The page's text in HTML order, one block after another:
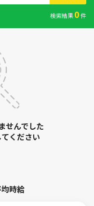
せんでした
ください
検索結果0件
時給